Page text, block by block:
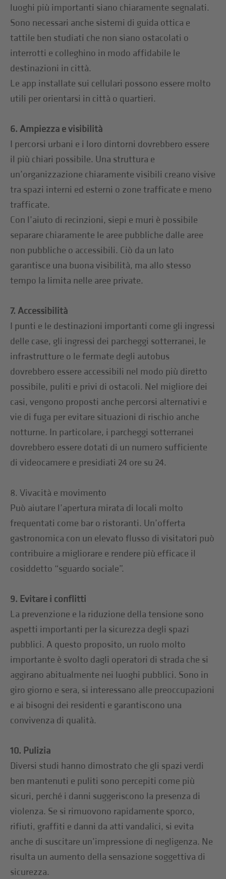
luoghi più importanti siano chiaramente segnalati.
Sono necessari anche sistemi di guida ottica e
tattile ben studiati che non siano ostacolati o
interrotti e colleghino in modo affidabile le
destinazioni in città.
Le app installate sui cellulari possono essere molto
utili per orientarsi in città o quartieri.
6. Ampiezza e visibilità
I percorsi urbani e i loro dintorni dovrebbero essere
il più chiari possibile. Una struttura e
un’organizzazione chiaramente visibili creano visive
tra spazi interni ed esterni o zone trafficate e meno
trafficate.
Con l’aiuto di recinzioni, siepi e muri è possibile
separare chiaramente le aree pubbliche dalle aree
non pubbliche o accessibili. Ciò da un lato
garantisce una buona visibilità, ma allo stesso
tempo la limita nelle aree private.
7. Accessibilità
I punti e le destinazioni importanti come gli ingressi
delle case, gli ingressi dei parcheggi sotterranei, le
infrastrutture o le fermate degli autobus
dovrebbero essere accessibili nel modo più diretto
possibile, puliti e privi di ostacoli. Nel migliore dei
casi, vengono proposti anche percorsi alternativi e
vie di fuga per evitare situazioni di rischio anche
notturne. In particolare, i parcheggi sotterranei
dovrebbero essere dotati di un numero sufficiente
di videocamere e presidiati 24 ore su 24.
8. Vivacità e movimento
Può aiutare l’apertura mirata di locali molto
frequentati come bar o ristoranti. Un’offerta
gastronomica con un elevato flusso di visitatori può
contribuire a migliorare e rendere più efficace il
cosiddetto “sguardo sociale”.
9. Evitare i conflitti
La prevenzione e la riduzione della tensione sono
aspetti importanti per la sicurezza degli spazi
pubblici. A questo proposito, un ruolo molto
importante è svolto dagli operatori di strada che si
aggirano abitualmente nei luoghi pubblici. Sono in
giro giorno e sera, si interessano alle preoccupazioni
e ai bisogni dei residenti e garantiscono una
convivenza di qualità.
10. Pulizia
Diversi studi hanno dimostrato che gli spazi verdi
ben mantenuti e puliti sono percepiti come più
sicuri, perché i danni suggeriscono la presenza di
violenza. Se si rimuovono rapidamente sporco,
rifiuti, graffiti e danni da atti vandalici, si evita
anche di suscitare un’impressione di negligenza. Ne
risulta un aumento della sensazione soggettiva di
sicurezza.